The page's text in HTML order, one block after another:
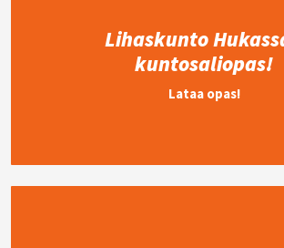
Lihaskunto
kuntosaliopas!
Lataa opas!